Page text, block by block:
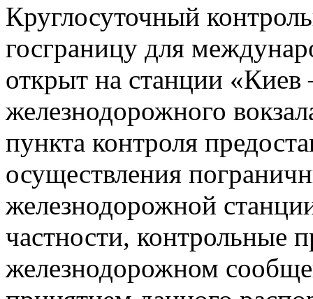
Круглосуточный
госграницу для
открыт на станции
железнодорожного
пункта контроля
осуществления
железнодорожной
частности, контрольные
железнодорожном